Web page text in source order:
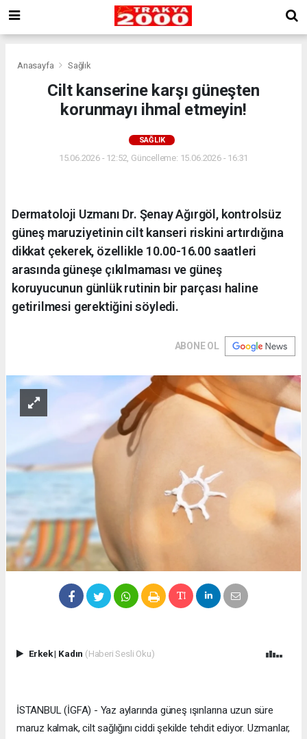
Anasayfa Sağlık
Cilt kanserine karşı güneşten
korunmayı ihmal etmeyin!
SAĞLIK
15.06.2026 - 12:52, Güncelleme: 15.06.2026 - 16:31
Dermatoloji Uzmanı Dr. Şenay Ağırgöl, kontrolsüz
güneş maruziyetinin cilt kanseri riskini artırdığına
dikkat çekerek, özellikle 10.00-16.00 saatleri
arasında güneşe çıkılmaması ve güneş
koruyucunun günlük rutinin bir parçası haline
getirilmesi gerektiğini söyledi.
ABONE OL
Erkek| Kadın (Haberi Sesli Oku)
İSTANBUL (İGFA) - Yaz aylarında güneş ışınlarına uzun süre
maruz kalmak, cilt sağlığını ciddi şekilde tehdit ediyor. Uzmanlar,